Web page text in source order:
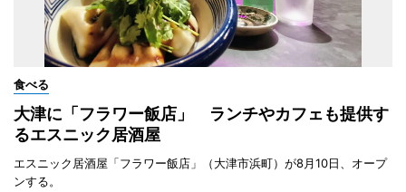
食べる
大津に「フラワー飯店」 ランチやカフェも提供す
るエスニック居酒屋
エスニック居酒屋「フラワー飯店」（大津市浜町）が8月10日、オープ
ンする。